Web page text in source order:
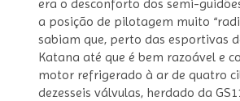
era o desconforto dos semi-
a posição de pilotagem muito
sabiam que, perto das esportivas
Katana até que é bem razoável e
motor refrigerado à ar de quatro
dezesseis válvulas, herdado da